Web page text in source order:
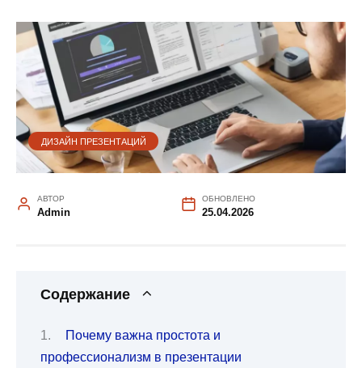
ДИЗАЙН ПРЕЗЕНТАЦИЙ
АВТОР
Admin
ОБНОВЛЕНО
25.04.2026
Содержание
Почему важна простота и
профессионализм в презентации